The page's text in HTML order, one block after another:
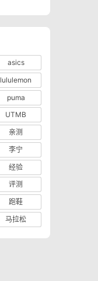
asics
lululemon
puma
UTMB
亲测
李宁
经验
评测
跑鞋
马拉松